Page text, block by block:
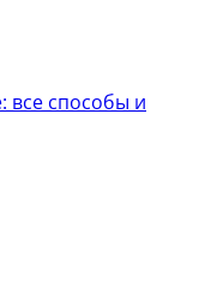
все способы и